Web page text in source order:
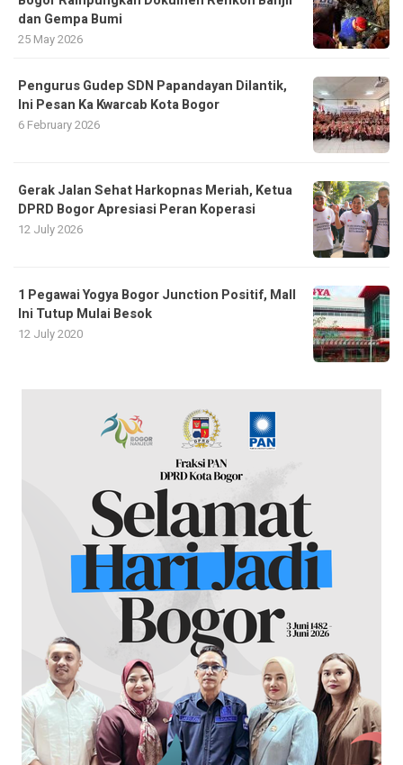
dan Gempa Bumi
25 May 2026
Pengurus Gudep SDN Papandayan Dilantik,
Ini Pesan Ka Kwarcab Kota Bogor
6 February 2026
Gerak Jalan Sehat Harkopnas Meriah, Ketua
DPRD Bogor Apresiasi Peran Koperasi
12 July 2026
1 Pegawai Yogya Bogor Junction Positif, Mall
Ini Tutup Mulai Besok
12 July 2020